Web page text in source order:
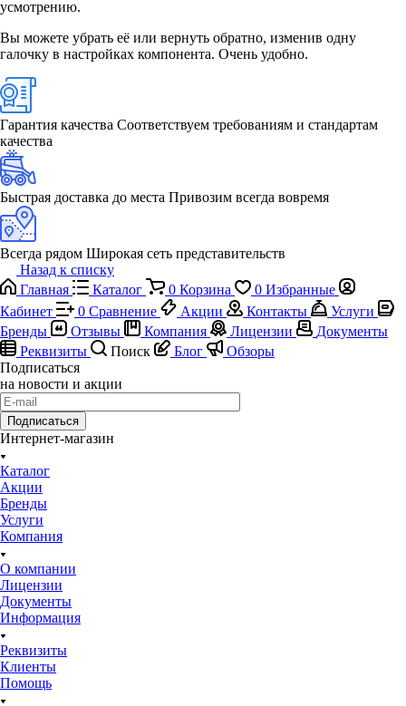
усмотрению.
Вы можете убрать её или вернуть обратно, изменив одну
галочку в настройках компонента. Очень удобно.
Гарантия качества Соответствуем требованиям и стандартам
качества
Быстрая доставка до места Привозим всегда вовремя
Всегда рядом Широкая сеть представительств
Назад к списку
Главная
Каталог 0 Корзина 0 Избранные
Кабинет
0 Сравнение Акции Контакты
Услуги
Бренды
Отзывы Компания Лицензии
Документы
Реквизиты
Поиск Блог
Обзоры
Подписаться
на новости и акции
Подписаться
Интернет-магазин
Каталог
Акции
Бренды
Услуги
Компания
О компании
Лицензии
Документы
Информация
Реквизиты
Клиенты
Помощь